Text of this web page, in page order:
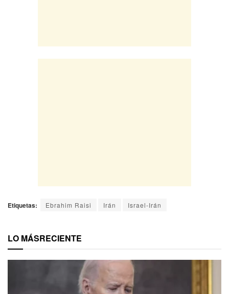
Etiquetas: Ebrahim Raisi Irán Israel-Irán
LO MÁSRECIENTE